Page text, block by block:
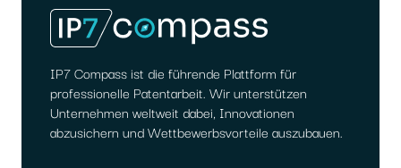
IP7 Compass ist die führende Plattform für
professionelle Patentarbeit. Wir unterstützen
Unternehmen weltweit dabei, Innovationen
abzusichern und Wettbewerbsvorteile auszubauen.